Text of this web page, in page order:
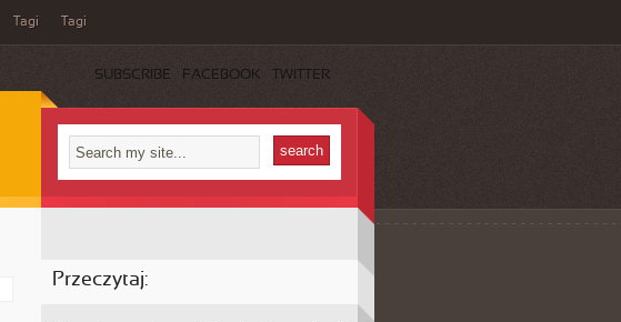
Tagi Tagi
SUBSCRIBE FACEBOOK TWITTER
Przeczytaj: